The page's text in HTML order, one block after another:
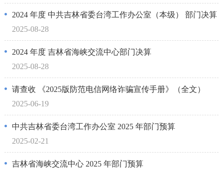
2024 年度 中共吉林省委台湾工作办公室（本级） 部门决算
2025-08-28
2024 年度 吉林省海峡交流中心部门决算
2025-08-28
请查收 《2025版防范电信网络诈骗宣传手册》（全文）
2025-06-19
中共吉林省委台湾工作办公室 2025 年部门预算
2025-02-21
吉林省海峡交流中心 2025 年部门预算